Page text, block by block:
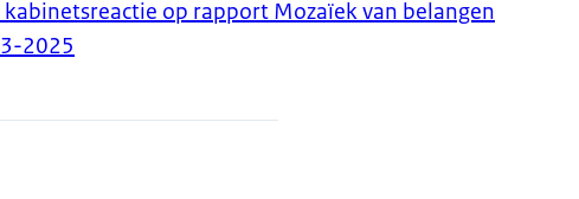
op rapport Mozaïek van belangen
2025